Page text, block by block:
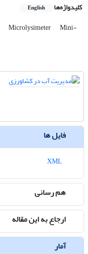
کلیدواژه‌ها English
Microlysimeter Mini-
فایل ها
هم رسانی
ارجاع به این مقاله
آمار